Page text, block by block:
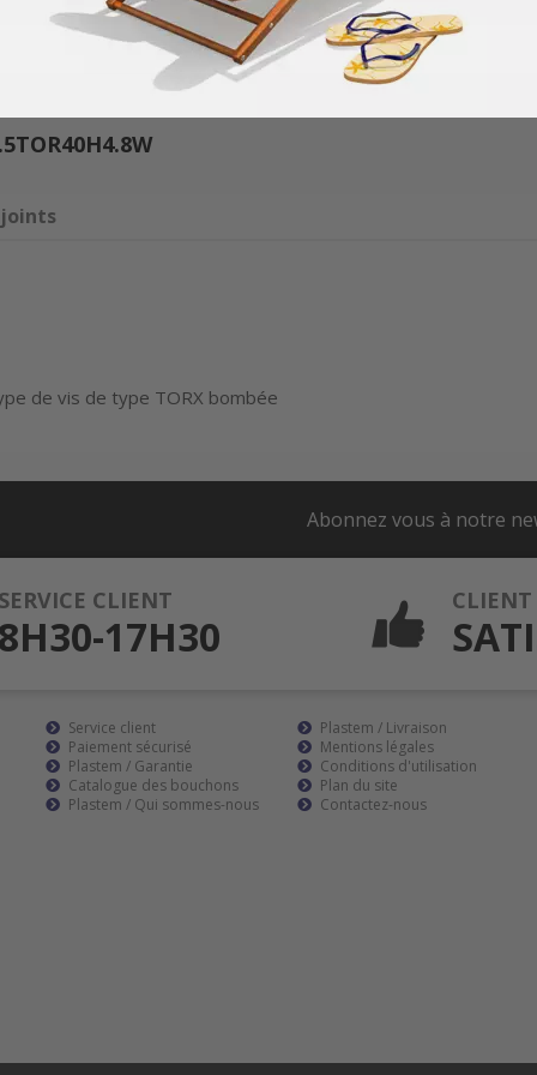
de vis de type TORX bombée
Abonnez vous à notre
CLIENT
17H30
CLIENT
Service client
Paiement sécurisé
Plastem / Garantie
Catalogue des bouchons
Plastem / Qui sommes-nous
Plastem / Livraison
Mentions légales
Conditions d'utilisation
Plan du site
Contactez-nous